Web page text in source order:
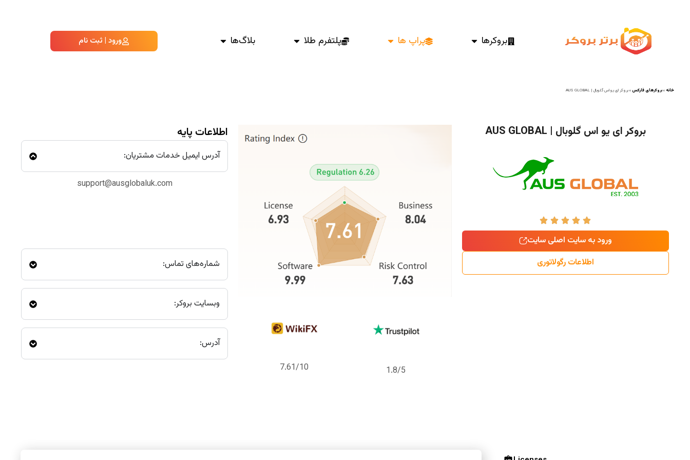
بروکرها پراپ ها پلتفرم طلا بلاگ‌ها ورود | ثبت نام
خانه »بروکرهای فارکس»بروکر ای یو اس گلوبال | AUS GLOBAL
بروکر ای یو اس گلوبال | AUS GLOBAL
ورود به سایت اصلی سایت
اطلاعات رگولاتوری
1.8/5
7.61/10
اطلاعات پایه
آدرس ایمیل خدمات مشتریان:
support@ausglobaluk.com
شماره‌های تماس:
وبسایت بروکر:
آدرس: